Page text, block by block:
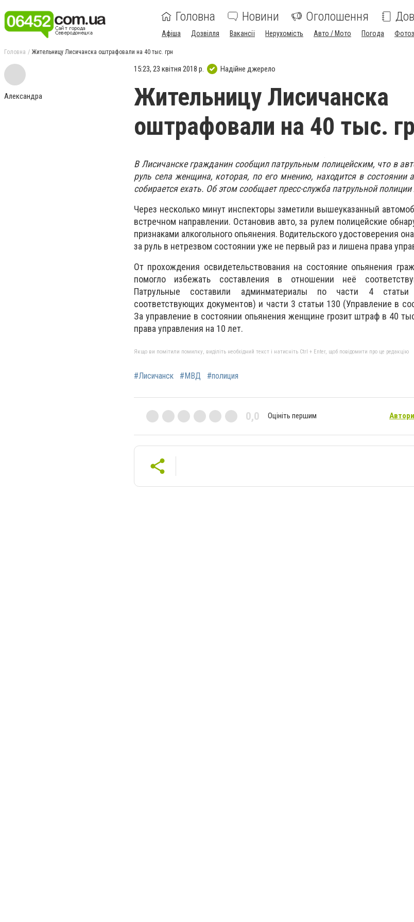
Головна Новини Оголошення
Афіша Дозвілля Вакансії Нерухомість Авто / Мото Погода
Головна Жительницу Лисичанска оштрафовали на 40 тыс. грн
Александра
15:23, 23 квітня 2018 р. Надійне джерело
Жительницу Лисичанска
оштрафовали на 40 тыс.
В Лисичанске гражданин сообщил патрульным полицейским, что в
руль села женщина, которая, по его мнению, находится в состоянии
собирается ехать. Об этом сообщает пресс-служба патрульной
Через несколько минут инспекторы заметили вышеуказанный
встречном направлении. Остановив авто, за рулем полицейские
признаками алкогольного опьянения. Водительского удостоверения
за руль в нетрезвом состоянии уже не первый раз и лишена права
От прохождения освидетельствования на состояние опьянения
помогло избежать составления в отношении неё
Патрульные составили админматериалы по части 4
соответствующих документов) и части 3 статьи 130 (Управление в
За управление в состоянии опьянения женщине грозит штраф в 40
права управления на 10 лет.
Якщо ви помітили помилку, виділіть необхідний текст і натисніть Ctrl + Enter, щоб повідомити про це редакцію
#Лисичанск #МВД #полиция
0,0 Оцініть першим